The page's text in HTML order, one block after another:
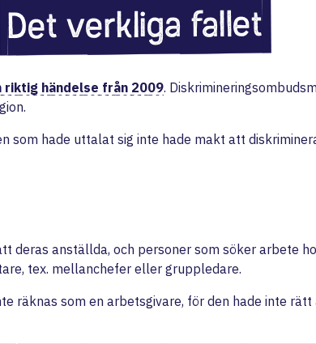
Det verkliga fallet
riktig händelse från 2009.
som hade uttalat sig inte hade makt att
deras anställda, och personer som söker arbete
tex. mellanchefer eller gruppledare.
räknas som en arbetsgivare, för den hade inte